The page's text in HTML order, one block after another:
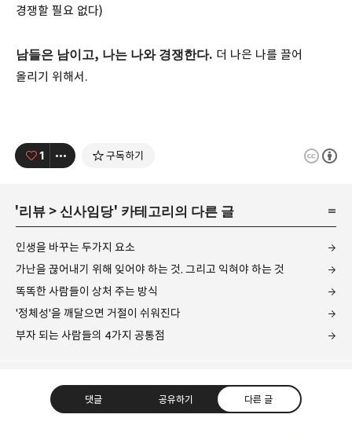
경쟁할 필요 없다)
남들은 남이고, 나는 나와 경쟁한다. 더 나은 나를 끌어
올리기 위해서.
1 구독하기
'리뷰 >신사임당' 카테고리의 다른 글
인생을 바꾸는 두가지 요소
가난을 끊어내기 위해 잊어야 하는 것. 그리고 익혀야 하는 것
똑똑한 사람들이 상처 주는 방식
'정체성'을 깨달으면 거절이 쉬워진다
부자 되는 사람들의 4가지 공통점
댓글 공유하기 다른 글